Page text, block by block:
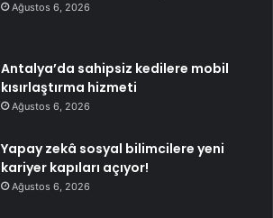
Ağustos 6, 2026
Antalya’da sahipsiz kedilere mobil
kısırlaştırma hizmeti
Ağustos 6, 2026
Yapay zekâ sosyal bilimcilere yeni
kariyer kapıları açıyor!
Ağustos 6, 2026